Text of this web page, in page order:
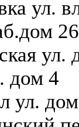
ул.
26
ул.
дом 4
ул.